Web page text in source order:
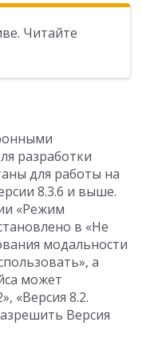
Читайте
разработки
для работы на
8.3.6 и выше.
«Режим
в «Не
модальности
а
может
«Версия 8.2.
Версия